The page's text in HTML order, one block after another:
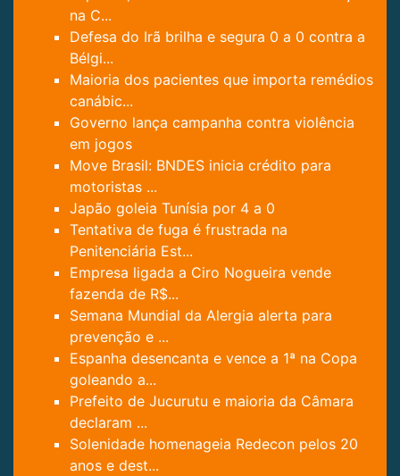
na C...
Defesa do Irã brilha e segura 0 a 0 contra a
Bélgi...
Maioria dos pacientes que importa remédios
canábic...
Governo lança campanha contra violência
em jogos
Move Brasil: BNDES inicia crédito para
motoristas ...
Japão goleia Tunísia por 4 a 0
Tentativa de fuga é frustrada na
Penitenciária Est...
Empresa ligada a Ciro Nogueira vende
fazenda de R$...
Semana Mundial da Alergia alerta para
prevenção e ...
Espanha desencanta e vence a 1ª na Copa
goleando a...
Prefeito de Jucurutu e maioria da Câmara
declaram ...
Solenidade homenageia Redecon pelos 20
anos e dest...